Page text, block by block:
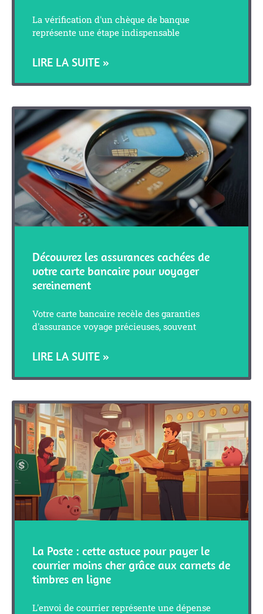
La vérification d'un chèque de banque
représente une étape indispensable
LIRE LA SUITE »
Découvrez les assurances cachées de
votre carte bancaire pour voyager
sereinement
Votre carte bancaire recèle des garanties
d'assurance voyage précieuses, souvent
LIRE LA SUITE »
La Poste : cette astuce pour payer le
courrier moins cher grâce aux carnets de
timbres en ligne
L'envoi de courrier représente une dépense